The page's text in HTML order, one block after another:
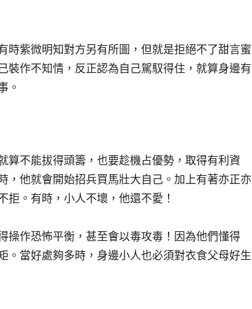
時紫微明知對方另有所圖，但就是拒絕不了甜言蜜
裝作不知情，反正認為自己駕馭得住，就算身邊有
。
算不能拔得頭籌，也要趁機占優勢，取得有利資
，他就會開始招兵買馬壯大自己。加上有著亦正亦
拒。有時，小人不壞，他還不愛！
操作恐怖平衡，甚至會以毒攻毒！因為他們懂得
。當好處夠多時，身邊小人也必須對衣食父母好生